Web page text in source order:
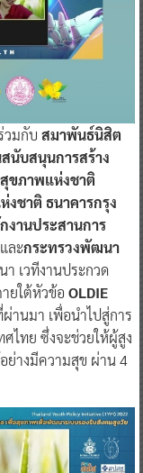
วมกับ สมาพันธ์นิสิต
นับสนุนการสร้าง
ขภาพแห่งชาติ
ชาติ ธนาคารกรุง
งานประสานการ
และกระทรวงพัฒนา
า เวทีงานประกวด
ยใต้หัวข้อ OLDIE
านมา เพื่อนำไปสู่การ
ไทย ซึ่งจะช่วยให้ผู้สูง
ย่างมีความสุข ผ่าน 4